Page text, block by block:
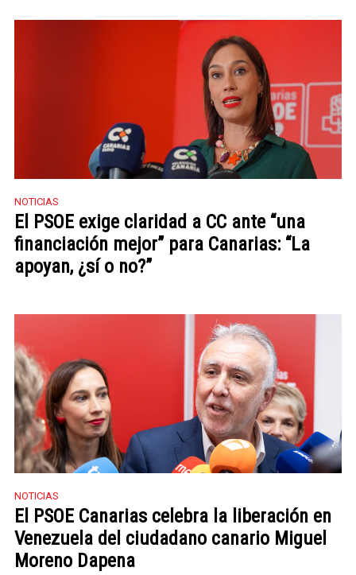
NOTICIAS
El PSOE exige claridad a CC ante “una
financiación mejor” para Canarias: “La
apoyan, ¿sí o no?”
NOTICIAS
El PSOE Canarias celebra la liberación en
Venezuela del ciudadano canario Miguel
Moreno Dapena